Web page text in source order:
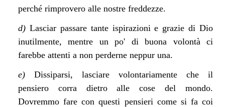
perché rimprovero alle nostre freddezze.
d) Lasciar passare tante ispirazioni e grazie di Dio
inutilmente, mentre un po' di buona volontà ci
farebbe attenti a non perderne neppur una.
e) Dissiparsi, lasciare volontariamente che il
pensiero corra dietro alle cose del mondo.
Dovremmo fare con questi pensieri come si fa coi